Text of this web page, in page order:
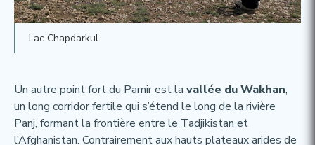
Lac Chapdarkul
Un autre point fort du Pamir est la vallée du Wakhan,
un long corridor fertile qui s’étend le long de la rivière
Panj, formant la frontière entre le Tadjikistan et
l’Afghanistan. Contrairement aux hauts plateaux arides de